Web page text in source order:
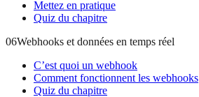
Mettez en pratique
Quiz du chapitre
06Webhooks et données en temps réel
C’est quoi un webhook
Comment fonctionnent les webhooks
Quiz du chapitre